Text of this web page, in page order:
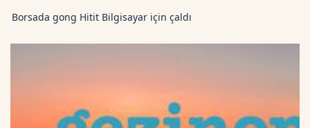
Borsada gong Hitit Bilgisayar için çaldı